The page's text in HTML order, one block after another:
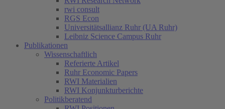
rwi consult
RGS Econ
Universitätsallianz Ruhr (UA Ruhr)
Leibniz Science Campus Ruhr
Publikationen
Wissenschaftlich
Referierte Artikel
Ruhr Economic Papers
RWI Materialien
RWI Konjunkturberichte
Politikberatend